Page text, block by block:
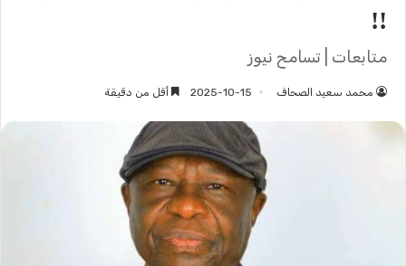
!!
متابعات | تسامح نيوز
محمد سعيد الصحاف 2025-10-15 أقل من دقيقة